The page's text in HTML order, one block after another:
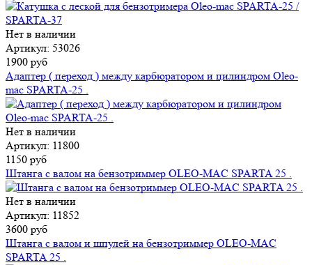
Нет в наличии
Артикул: 53026
1900 руб
Адаптер ( переход ) между карбюратором и цилиндром Oleo-
mac SPARTA-25 .
Нет в наличии
Артикул: 11800
1150 руб
Штанга с валом на бензотриммер OLEO-MAC SPARTA 25 .
Нет в наличии
Артикул: 11852
3600 руб
Штанга с валом и шпулей на бензотриммер OLEO-MAC
SPARTA 25 .